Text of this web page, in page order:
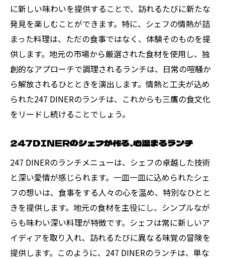
に新しい味わいを提供することで、訪れるたびに新たな
発見を楽しむことができます。特に、シェフの情熱が詰
まった料理は、ただの食事ではなく、体験そのものを提
供します。地元の市場から厳選された食材を使用し、独
創的なアプローチで調理されるランチは、日常の喧騒か
ら解放されるひとときを演出します。情熱と工夫が込め
られた247 DINERのランチは、これからも三鷹の食文化
をリードし続けることでしょう。
247DINERのシェフが作る、心温まるランチ
247 DINERのランチメニューは、シェフの卓越した技術
と深い愛情が感じられます。一皿一皿に込められたシェ
フの想いは、食事をする人々の心を温め、特別なひとと
きを提供します。地元の食材を主役にし、シンプルなが
らも味わい深い料理が特徴です。シェフは常に新しいア
イディアを取り入れ、訪れるたびに異なる味覚の冒険を
提供します。このように、247 DINERのランチは、単な